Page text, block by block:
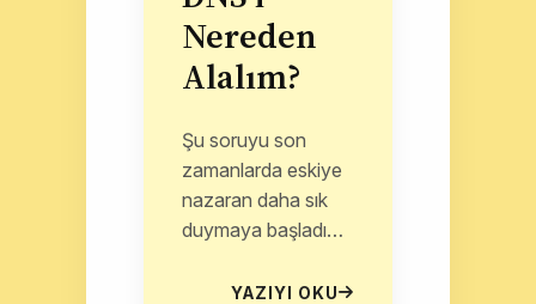
Nereden
Alalım?
Şu soruyu son
zamanlarda eskiye
nazaran daha sık
duymaya başladım:
Nereyi Tavsiye
YAZIYI OKU